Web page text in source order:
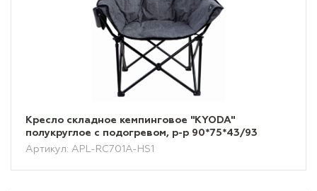
Кресло складное кемпинговое "KYODA"
полукруглое с подогревом, р-р 90*75*43/93
Артикул: APL-RC701A-HS1